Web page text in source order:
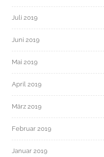
Juli 2019
Juni 2019
Mai 2019
April 2019
März 2019
Februar 2019
Januar 2019